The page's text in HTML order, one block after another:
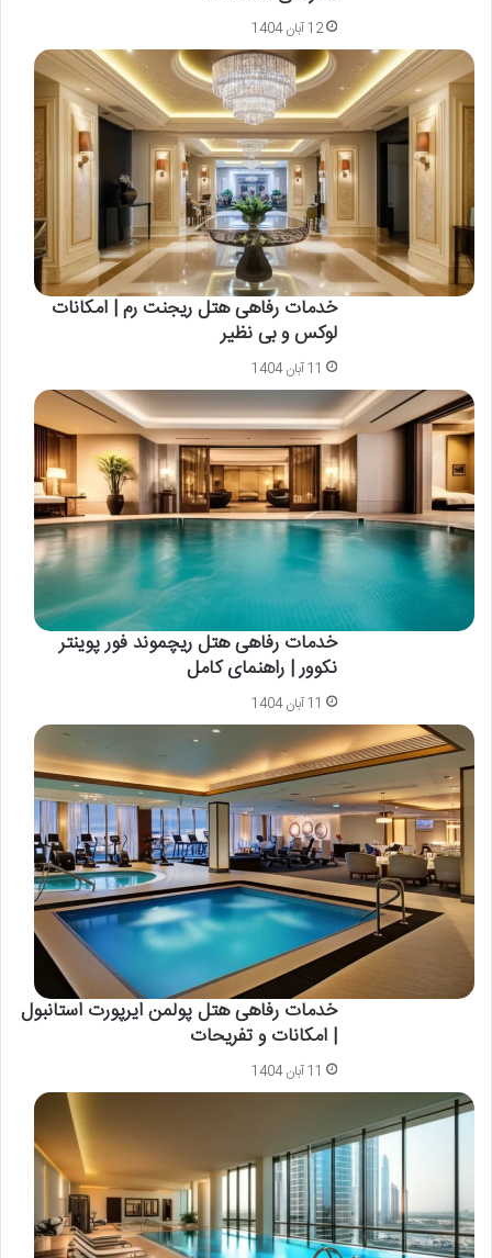
12 آبان 1404
خدمات رفاهی هتل ریجنت رم | امکانات
لوکس و بی نظیر
11 آبان 1404
خدمات رفاهی هتل ریچموند فور پوینتر
نکوور | راهنمای کامل
11 آبان 1404
خدمات رفاهی هتل پولمن ایرپورت استانبول
| امکانات و تفریحات
11 آبان 1404